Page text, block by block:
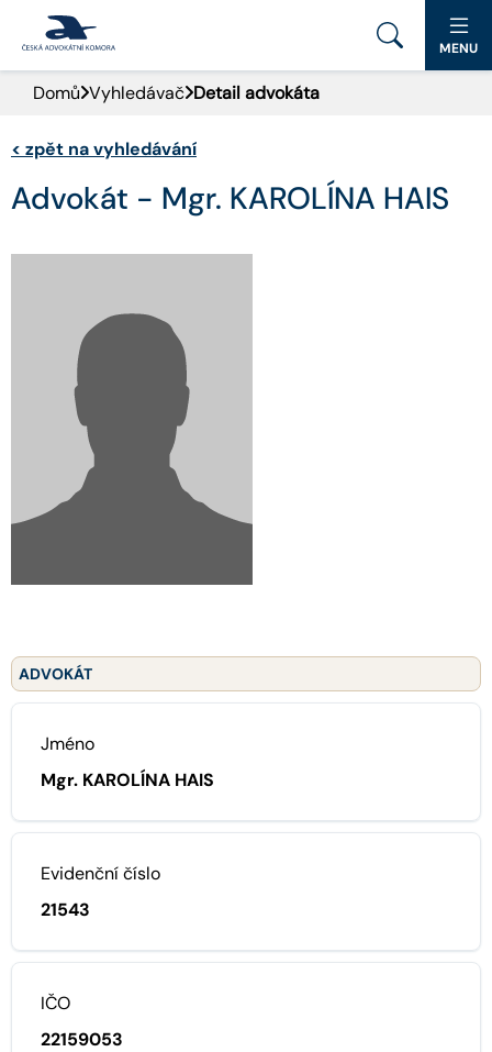
PORTÁL ČAK
DOMŮ
AKTUALITY
PRO VEŘEJNOST
ADVOKÁTNÍ DENÍK
KONTAKT
MENU
Domů Vyhledávač Detail advokáta
< zpět na vyhledávání
Advokát - Mgr. KAROLÍNA HAIS
ADVOKÁT
Jméno
Mgr. KAROLÍNA HAIS
Evidenční číslo
21543
IČO
22159053